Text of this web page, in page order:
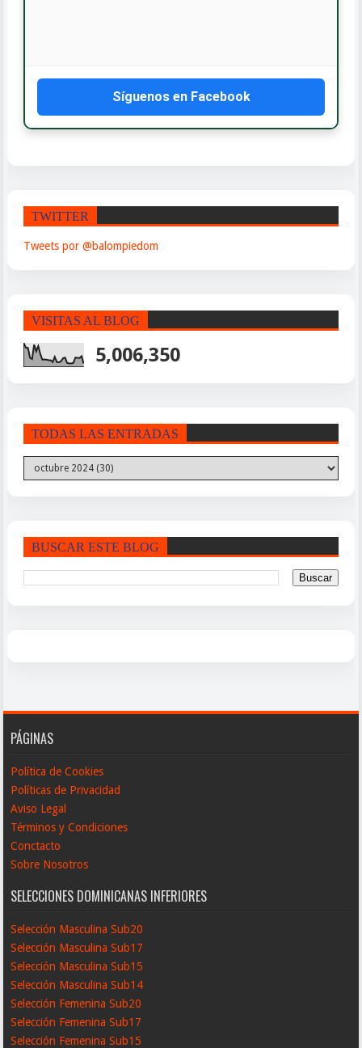
Síguenos en Facebook
TWITTER
Tweets por @balompiedom
VISITAS AL BLOG
5,006,350
TODAS LAS ENTRADAS
BUSCAR ESTE BLOG
PÁGINAS
Política de Cookies
Políticas de Privacidad
Aviso Legal
Términos y Condiciones
Conctacto
Sobre Nosotros
SELECCIONES DOMINICANAS INFERIORES
Selección Masculina Sub20
Selección Masculina Sub17
Selección Masculina Sub15
Selección Masculina Sub14
Selección Femenina Sub20
Selección Femenina Sub17
Selección Femenina Sub15